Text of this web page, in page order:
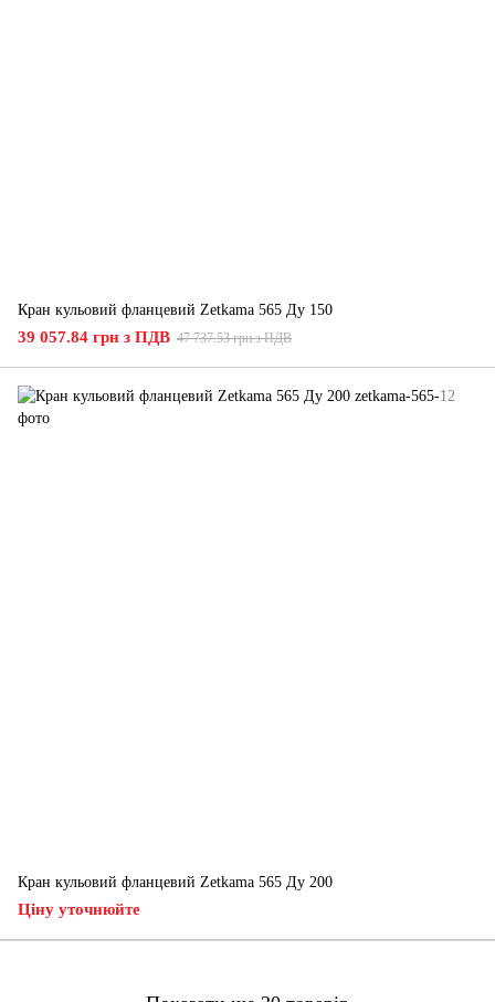
Кран кульовий фланцевий Zetkama 565 Ду 150
39 057.84 грн з ПДВ 47 737.53 грн з ПДВ
Кран кульовий фланцевий Zetkama 565 Ду 200
Ціну уточнюйте